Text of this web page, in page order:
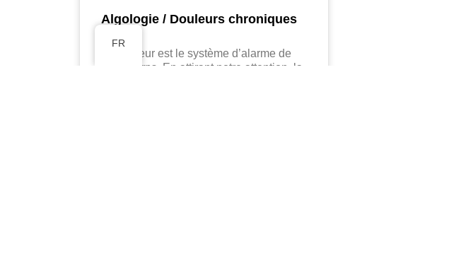
Algologie / Douleurs chroniques
La douleur est le système d’alarme de
notre corps. En attirant notre attention, la
FR